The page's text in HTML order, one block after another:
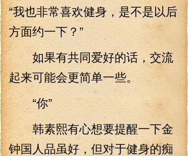
“我也非常喜欢健身，是不是以后
方面约一下？”
如果有共同爱好的话，交流
起来可能会更简单一些。
“你”
韩素熙有心想要提醒一下金
钟国人品虽好，但对于健身的痴